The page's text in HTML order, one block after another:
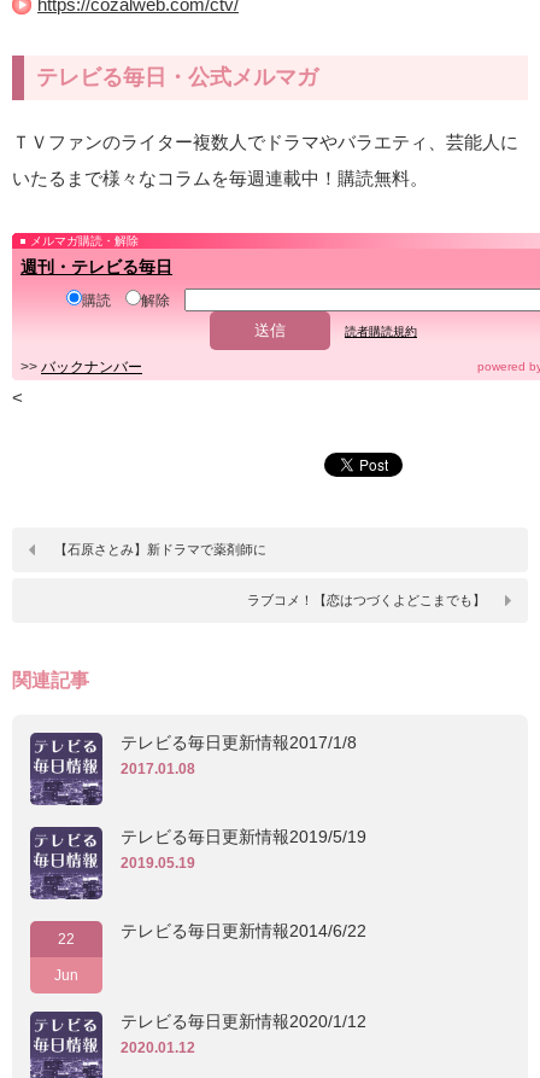
https://cozalweb.com/ctv/
テレビる毎日・公式メルマガ
ＴＶファンのライター複数人でドラマやバラエティ、芸能人に
いたるまで様々なコラムを毎週連載中！購読無料。
メルマガ購読・解除
週刊・テレビる毎日
購読 解除
読者購読規約
>> バックナンバー powered
<
【石原さとみ】新ドラマで薬剤師に
ラブコメ！【恋はつづくよどこまでも】
関連記事
テレビる毎日更新情報2017/1/8
2017.01.08
テレビる毎日更新情報2019/5/19
2019.05.19
22
Jun
テレビる毎日更新情報2014/6/22
テレビる毎日更新情報2020/1/12
2020.01.12